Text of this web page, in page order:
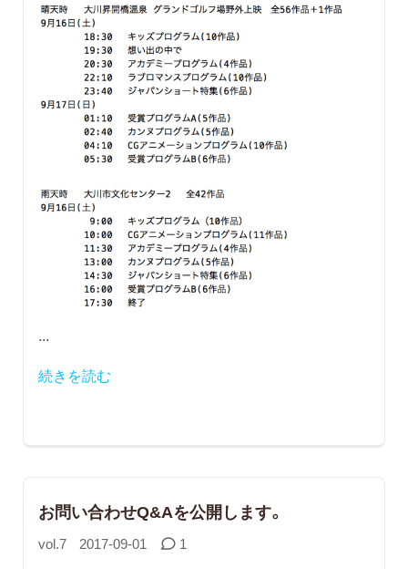
...
続きを読む
お問い合わせQ&Aを公開します。
vol.7 2017-09-01 1